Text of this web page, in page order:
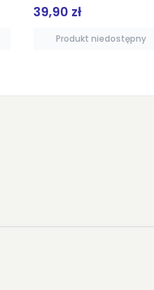
39,90 zł
Produkt niedostępny